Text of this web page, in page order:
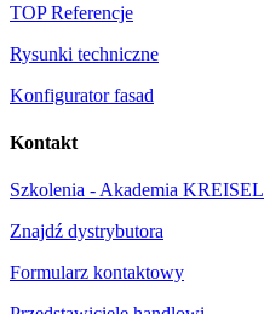
TOP Referencje
Rysunki techniczne
Konfigurator fasad
Kontakt
Szkolenia - Akademia KREISEL
Znajdź dystrybutora
Formularz kontaktowy